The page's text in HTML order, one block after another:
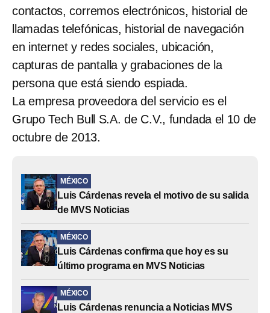
contactos, corremos electrónicos, historial de
llamadas telefónicas, historial de navegación
en internet y redes sociales, ubicación,
capturas de pantalla y grabaciones de la
persona que está siendo espiada.
La empresa proveedora del servicio es el
Grupo Tech Bull S.A. de C.V., fundada el 10 de
octubre de 2013.
MÉXICO
Luis Cárdenas revela el motivo de su salida
de MVS Noticias
MÉXICO
Luis Cárdenas confirma que hoy es su
último programa en MVS Noticias
MÉXICO
Luis Cárdenas renuncia a Noticias MVS